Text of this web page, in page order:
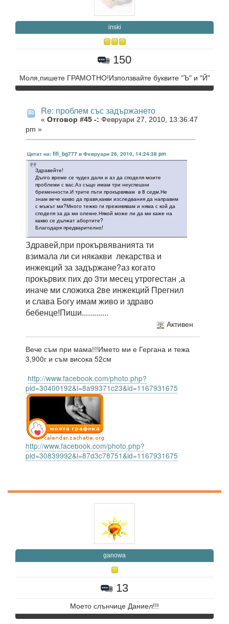
inski
150
Моля,пишете ГРАМОТНО!Използвайте буквите "Ъ" и "Й"
Re: проблем със задържането
« Отговор #45 -: Февруари 27, 2010, 13:36:47
pm »
Цитат на: fifi_bg777 в Февруари 26, 2010, 14:24:38 pm
Здравейте!
Дълго време се чудех дали и аз да споделя моите
проблеми с вас.Аз също имам три неуспешни
бременности.И трите пъти прокървявам в 8 седм.Не
знам вече какво да правя,какви изследвания да направим
с мъжът ми?Много тежко ги преживявам и няма с кой да
споделя за да ми олекне.Някой може ли да ми каже на
какво се дължат абортите?
Благодаря предварително!
Здравей,при прокървяванията ти
взимала ли си някакви лекарства и
инжекций за задържане?аз когато
прокървих пих до 3ти месец утрогестан ,а
иначе ми сложиха 2ве инжекций Прегнил
и слава Богу имам живо и здраво
бебенце!Пиши.............
Активен
Вече съм при мама!!!Името ми е Гергана и тежа
3,900г и съм висока 52см
http://www.facebook.com/photo.php?
pid=30400192&l=8a99371c23&id=1167931675
http://www.facebook.com/photo.php?
pid=30839992&l=87d3c78751&id=1167931675
ganowa
13
Моето слънчице Даниел!!!